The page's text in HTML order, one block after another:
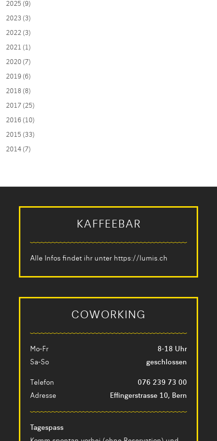
2025 (9)
2023 (3)
2022 (3)
2021 (1)
2020 (7)
2019 (6)
2018 (8)
2017 (25)
2016 (10)
2015 (33)
2014 (7)
COWORKING
Mo-Fr
8-18 Uhr
Sa-So
geschlossen
Telefon
076 239 73 00
Adresse
Effingerstrasse 10, Bern
Tagespass
KAFFEEBAR
Alle Infos findet ihr unter https://lumis.ch